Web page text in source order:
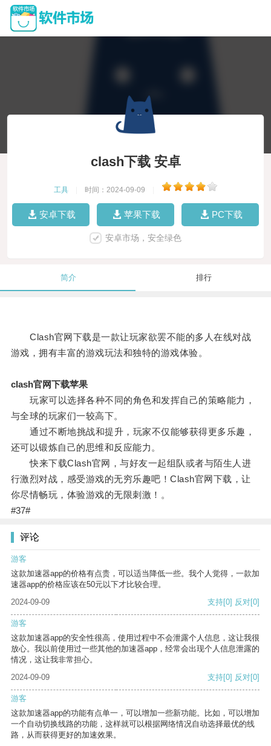
clash下载 安卓
工具 时间：2024-09-09
安卓下载 苹果下载 PC下载
安卓市场，安全绿色
简介 排行
Clash官网下载是一款让玩家欲罢不能的多人在线对战
游戏，拥有丰富的游戏玩法和独特的游戏体验。
clash官网下载苹果
玩家可以选择各种不同的角色和发挥自己的策略能力，
与全球的玩家们一较高下。
通过不断地挑战和提升，玩家不仅能够获得更多乐趣，
还可以锻炼自己的思维和反应能力。
快来下载Clash官网，与好友一起组队或者与陌生人进
行激烈对战，感受游戏的无穷乐趣吧！Clash官网下载，让
你尽情畅玩，体验游戏的无限刺激！。
#37#
评论
游客
这款加速器app的价格有点贵，可以适当降低一些。我个人觉得，一款加
速器app的价格应该在50元以下才比较合理。
2024-09-09
支持[0] 反对[0]
游客
这款加速器app的安全性很高，使用过程中不会泄露个人信息，这让我很
放心。我以前使用过一些其他的加速器app，经常会出现个人信息泄露的
情况，这让我非常担心。
2024-09-09
支持[0] 反对[0]
游客
这款加速器app的功能有点单一，可以增加一些新功能。比如，可以增加
一个自动切换线路的功能，这样就可以根据网络情况自动选择最优的线
路，从而获得更好的加速效果。